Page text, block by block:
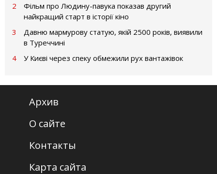
2
Фільм про Людину-павука показав другий
найкращий старт в історії кіно
3
Давню мармурову статую, якій 2500 років, виявили
в Туреччині
4
У Києві через спеку обмежили рух вантажівок
Архив
О сайте
Контакты
Карта сайта